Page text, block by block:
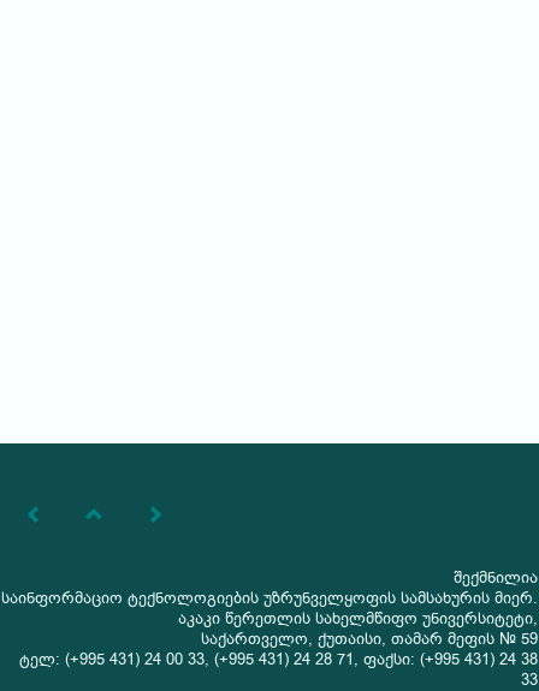
შექმნილია
საინფორმაციო ტექნოლოგიების უზრუნველყოფის სამსახურის მიერ.
აკაკი წერეთლის სახელმწიფო უნივერსიტეტი,
საქართველო, ქუთაისი, თამარ მეფის № 59
ტელ: (+995 431) 24 00 33, (+995 431) 24 28 71, ფაქსი: (+995 431) 24 38
33